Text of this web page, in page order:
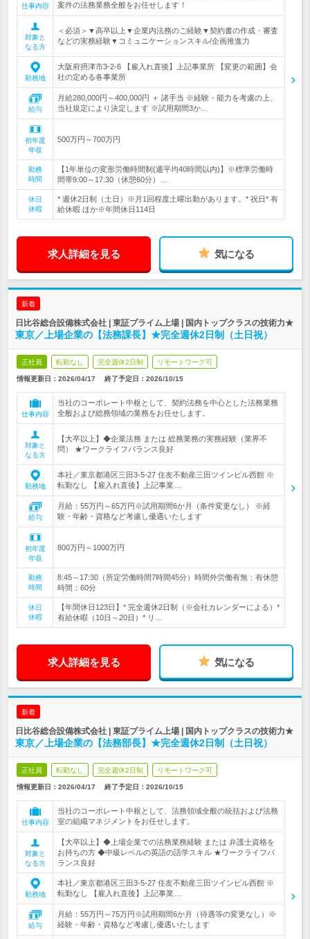
仕事内容
案件の法務業務全般をお任せします！
対象と
なる方
＜必須＞▼高卒以上▼企業内法務のご経験▼契約書の作成・審査
などの実務経験▼コミュニケーションスキル/企画推進力
勤務地
大阪府摂津市3-2-6 【雇入れ直後】上記事業所 【変更の範囲】会
社の定める各事業所
給与
月給280,000円～400,000円 ＋ 諸手当 ※経験・能力を考慮の上、
当社規定により決定します ※試用期間3か…
初年度
年収
500万円～700万円
勤務
時間
【1年単位の変形労働時間制(週平均40時間以内)】※標準労働時
間帯9:00～17:30（休憩60分）…
休日
休暇
* 週休2日制（土日）※月1回程度土曜出勤があります。* 祝日* 有
給休暇 ほか※年間休日114日
求人詳細を見る 気になる
新着
日比谷総合設備株式会社 | 東証プライム上場 | 国内トップクラスの技術力★
東京／上場企業の【法務課長】★完全週休2日制（土日祝）
正社員 転勤なし 完全週休2日制 リモートワーク可
情報更新日：2026/04/17 終了予定日： 2026/10/15
仕事内容
当社のコーポレート中枢として、契約法務を中心とした法務業務
全般および総務領域の業務をお任せします。
対象と
なる方
【大卒以上】◆企業法務 または 総務業務の実務経験（業界不
問） ★ワークライフバランス良好
勤務地
本社／東京都港区三田3-5-27 住友不動産三田ツインビル西館 ※
転勤なし 【雇入れ直後】上記事業…
給与
月給：55万円～65万円※試用期間6か月（条件変更なし） ※経
験・年齢・資格など考慮し優遇いたします
初年度
年収
800万円～1000万円
勤務
時間
8:45～17:30（所定労働時間7時間45分）時間外労働有無：有休憩
時間：60分
休日
休暇
【年間休日123日】* 完全週休2日制（※会社カレンダーによる）*
有給休暇（10日～20日）* リ…
求人詳細を見る 気になる
新着
日比谷総合設備株式会社 | 東証プライム上場 | 国内トップクラスの技術力★
東京／上場企業の【法務部長】★完全週休2日制（土日祝）
正社員 転勤なし 完全週休2日制 リモートワーク可
情報更新日：2026/04/17 終了予定日： 2026/10/15
仕事内容
当社のコーポレート中枢として、法務領域全般の統括および法務
室の組織マネジメントをお任せします。
対象と
なる方
【大卒以上】◆上場企業での法務業務経験 または 弁護士資格を
お持ちの方 ◆中級レベルの英語の語学スキル ★ワークライフバ
ランス良好
勤務地
本社／東京都港区三田3-5-27 住友不動産三田ツインビル西館 ※
転勤なし 【雇入れ直後】上記事業…
給与
月給：55万円～75万円※試用期間6か月（待遇等の変更なし）※
経験・年齢・資格など考慮し優遇いたします